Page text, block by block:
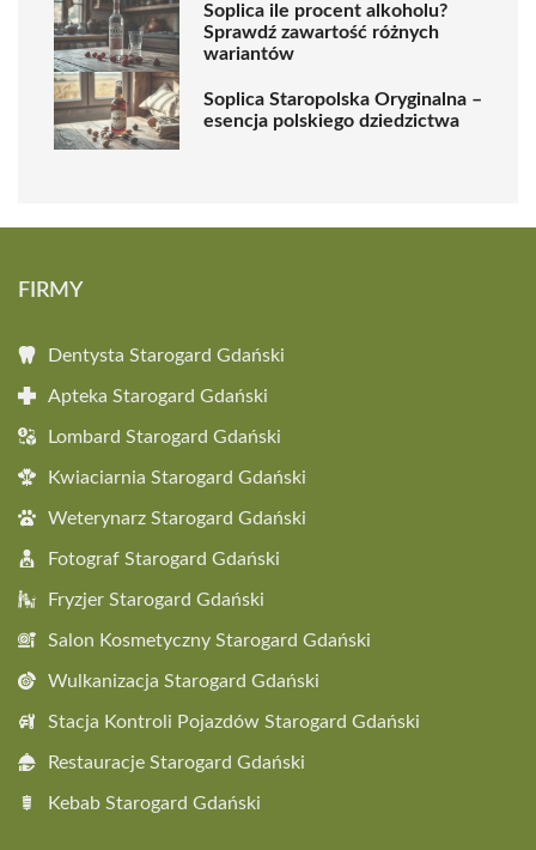
Soplica ile procent alkoholu?
Sprawdź zawartość różnych
wariantów
Soplica Staropolska Oryginalna –
esencja polskiego dziedzictwa
FIRMY
Dentysta Starogard Gdański
Apteka Starogard Gdański
Lombard Starogard Gdański
Kwiaciarnia Starogard Gdański
Weterynarz Starogard Gdański
Fotograf Starogard Gdański
Fryzjer Starogard Gdański
Salon Kosmetyczny Starogard Gdański
Wulkanizacja Starogard Gdański
Stacja Kontroli Pojazdów Starogard Gdański
Restauracje Starogard Gdański
Kebab Starogard Gdański